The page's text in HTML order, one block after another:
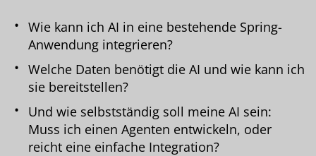
Wie kann ich AI in eine bestehende Spring-
Anwendung integrieren?
Welche Daten benötigt die AI und wie kann ich
sie bereitstellen?
Und wie selbstständig soll meine AI sein:
Muss ich einen Agenten entwickeln, oder
reicht eine einfache Integration?